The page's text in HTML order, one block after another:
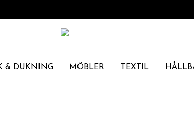
& DUKNING MÖBLER TEXTIL